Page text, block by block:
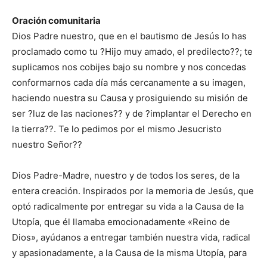
Oración comunitaria
Dios Padre nuestro, que en el bautismo de Jesús lo has
proclamado como tu ?Hijo muy amado, el predilecto??; te
suplicamos nos cobijes bajo su nombre y nos concedas
conformarnos cada día más cercanamente a su imagen,
haciendo nuestra su Causa y prosiguiendo su misión de
ser ?luz de las naciones?? y de ?implantar el Derecho en
la tierra??. Te lo pedimos por el mismo Jesucristo
nuestro Señor??
Dios Padre-Madre, nuestro y de todos los seres, de la
entera creación. Inspirados por la memoria de Jesús, que
optó radicalmente por entregar su vida a la Causa de la
Utopía, que él llamaba emocionadamente «Reino de
Dios», ayúdanos a entregar también nuestra vida, radical
y apasionadamente, a la Causa de la misma Utopía, para